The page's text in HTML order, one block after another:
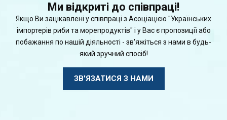
Ми відкриті до співпраці!
Якщо Ви зацікавлені у співпраці з Асоціацією "Українських
імпортерів риби та морепродуктів" і у Вас є пропозиції або
побажання по нашій діяльності - зв'яжіться з нами в будь-
який зручний спосіб!
ЗВ'ЯЗАТИСЯ З НАМИ